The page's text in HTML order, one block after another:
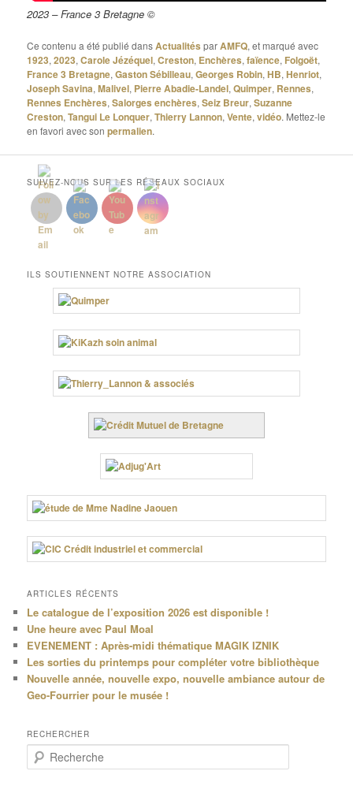
2023 – France 3 Bretagne ©
Ce contenu a été publié dansActualités parAMFQ, et marqué avec
1923,2023,Carole Jézéquel,Creston, Enchères,faïence, Folgoët,
France 3 Bretagne,Gaston Sébilleau,Georges Robin,HB,Henriot,
Joseph Savina,Malivel, Pierre Abadie-Landel,Quimper, Rennes,
Rennes Enchères,Salorges enchères,Seiz Breur,Suzanne
Creston,Tangui Le Lonquer,Thierry Lannon,Vente,vidéo. Mettez-le
en favori avec sonpermalien.
SUIVEZ-NOUS SUR LES RÉSEAUX SOCIAUX
ILS SOUTIENNENT NOTRE ASSOCIATION
ARTICLES RÉCENTS
Le catalogue de l’exposition 2026 est disponible !
Une heure avec Paul Moal
EVENEMENT : Après-midi thématique MAGIK IZNIK
Les sorties du printemps pour compléter votre bibliothèque
Nouvelle année, nouvelle expo, nouvelle ambiance autour de
Geo-Fourrier pour le musée !
RECHERCHER
e